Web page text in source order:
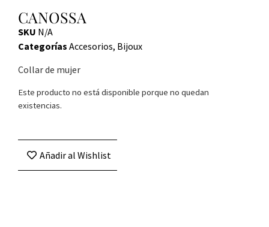
CANOSSA
SKU N/A
Categorías Accesorios, Bijoux
Collar de mujer
Este producto no está disponible porque no quedan
existencias.
Añadir al Wishlist